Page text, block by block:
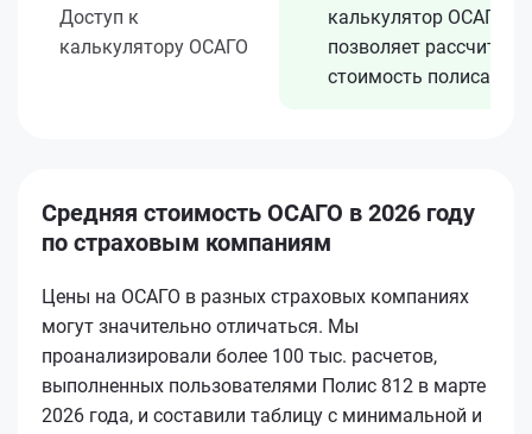
Доступ к
калькулятору ОСАГО
калькулятор ОСАГО
позволяет рассчитать
стоимость полиса
Средняя стоимость ОСАГО в 2026 году
по страховым компаниям
Цены на ОСАГО в разных страховых компаниях
могут значительно отличаться. Мы
проанализировали более 100 тыс. расчетов,
выполненных пользователями Полис 812 в марте
2026 года, и составили таблицу с минимальной и